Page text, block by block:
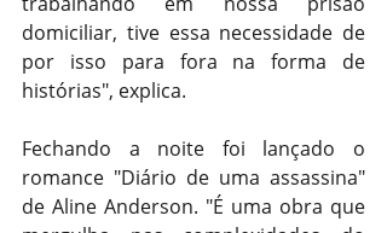
domiciliar, tive essa necessidade de
por isso para fora na forma de
histórias", explica.
Fechando a noite foi lançado o
romance "Diário de uma assassina"
de Aline Anderson. "É uma obra que